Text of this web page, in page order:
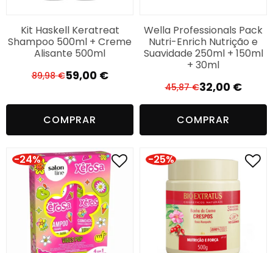
Kit Haskell Keratreat
Shampoo 500ml + Creme
Alisante 500ml
89,98€ O
era:
59,00 €
O
é:
COMPRAR
Wella Professionals Pack
Nutri-Enrich Nutrição e
Suavidade 250ml + 150ml
+ 30ml
45,87€ O
preço
original
era:
32,00 €
O
preço
atual
é:
COMPRAR
-24% -25%